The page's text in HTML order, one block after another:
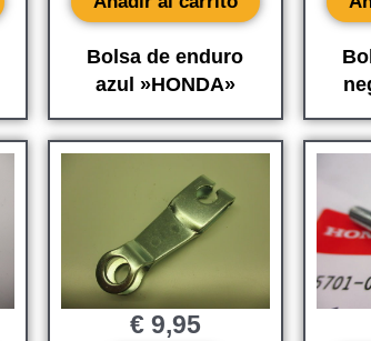
Bolsa de enduro
azul »HONDA»
€9,95